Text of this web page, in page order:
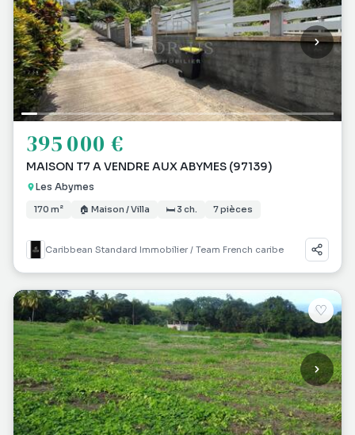
395 000 €
MAISON T7 A VENDRE AUX ABYMES (97139)
Les Abymes
170 m² 🏠 Maison / Villa 🛏 3 ch. 7 pièces
Caribbean Standard Immobilier / Team French caribe
♡